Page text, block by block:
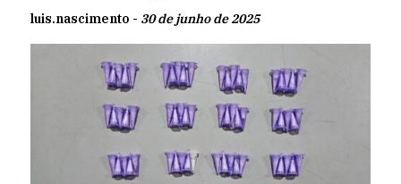
luis.nascimento - 30 de junho de 2025